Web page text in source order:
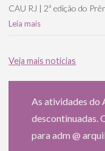
CAU RJ | 2ª edição do
Leia mais
Veja mais notícias
As atividades do
descontinuadas.
para adm @